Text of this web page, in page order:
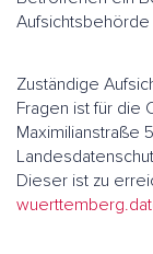
Aufsichtsbehörde
Zuständige
Fragen ist für die
Maximilianstraße
Dieser ist zu